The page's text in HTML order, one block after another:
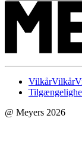
VilkårVilkår
@ Meyers 2026